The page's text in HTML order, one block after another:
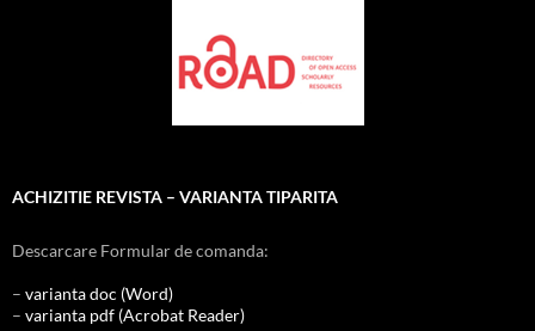
ACHIZITIE REVISTA – VARIANTA TIPARITA
Descarcare Formular de comanda:
– varianta doc (Word)
– varianta pdf (Acrobat Reader)